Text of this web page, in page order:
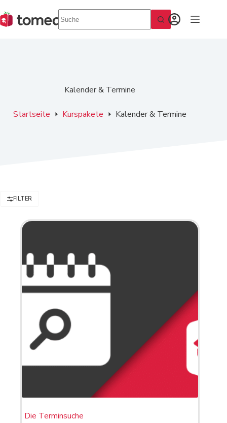
Inhalt
springen
Kalender & Termine
Startseite Kurspakete Kalender & Termine
FILTER
Die Terminsuche